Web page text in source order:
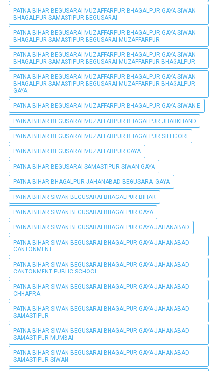
PATNA BIHAR BEGUSARAI MUZAFFARPUR BHAGALPUR GAYA SIWAN
BHAGALPUR SAMASTIPUR BEGUSARAI
PATNA BIHAR BEGUSARAI MUZAFFARPUR BHAGALPUR GAYA SIWAN
BHAGALPUR SAMASTIPUR BEGUSARAI MUZAFFARPUR
PATNA BIHAR BEGUSARAI MUZAFFARPUR BHAGALPUR GAYA SIWAN
BHAGALPUR SAMASTIPUR BEGUSARAI MUZAFFARPUR BHAGALPUR
PATNA BIHAR BEGUSARAI MUZAFFARPUR BHAGALPUR GAYA SIWAN
BHAGALPUR SAMASTIPUR BEGUSARAI MUZAFFARPUR BHAGALPUR
GAYA
PATNA BIHAR BEGUSARAI MUZAFFARPUR BHAGALPUR GAYA SIWAN E
PATNA BIHAR BEGUSARAI MUZAFFARPUR BHAGALPUR JHARKHAND
PATNA BIHAR BEGUSARAI MUZAFFARPUR BHAGALPUR SILLIGORI
PATNA BIHAR BEGUSARAI MUZAFFARPUR GAYA
PATNA BIHAR BEGUSARAI SAMASTIPUR SIWAN GAYA
PATNA BIHAR BHAGALPUR JAHANABAD BEGUSARAI GAYA
PATNA BIHAR SIWAN BEGUSARAI BHAGALPUR BIHAR
PATNA BIHAR SIWAN BEGUSARAI BHAGALPUR GAYA
PATNA BIHAR SIWAN BEGUSARAI BHAGALPUR GAYA JAHANABAD
PATNA BIHAR SIWAN BEGUSARAI BHAGALPUR GAYA JAHANABAD
CANTONMENT
PATNA BIHAR SIWAN BEGUSARAI BHAGALPUR GAYA JAHANABAD
CANTONMENT PUBLIC SCHOOL
PATNA BIHAR SIWAN BEGUSARAI BHAGALPUR GAYA JAHANABAD
CHHAPRA
PATNA BIHAR SIWAN BEGUSARAI BHAGALPUR GAYA JAHANABAD
SAMASTIPUR
PATNA BIHAR SIWAN BEGUSARAI BHAGALPUR GAYA JAHANABAD
SAMASTIPUR MUMBAI
PATNA BIHAR SIWAN BEGUSARAI BHAGALPUR GAYA JAHANABAD
SAMASTIPUR SIWAN